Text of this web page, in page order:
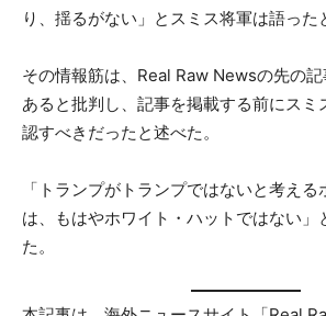
り、揺るがない」とスミス将軍は語った
その情報筋は、Real Raw Newsの先の
あると批判し、記事を掲載する前にスミ
認すべきだったと述べた。
「トランプがトランプではないと考える
は、もはやホワイト・ハットではない」
た。